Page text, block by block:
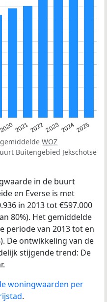
202020212022202320242025
WOZ
Buitengebied Jekschotse
in de buurt
en Everse is met
in 2013 tot €597.000
80%). Het gemiddelde
periode van 2013 tot en
De ontwikkeling van de
stijgende trend: De
woningwaarden per
.